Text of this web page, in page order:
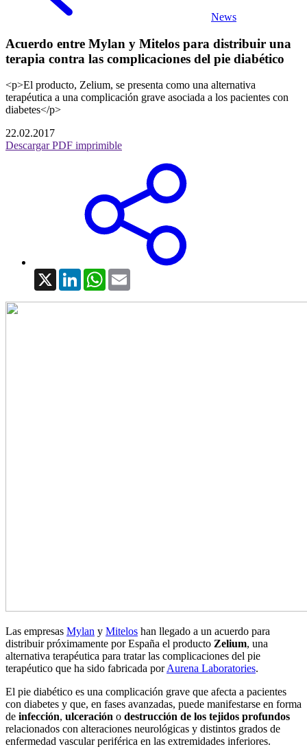
News
Acuerdo entre Mylan y Mitelos para distribuir una
terapia contra las complicaciones del pie diabético
<p>El producto, Zelium, se presenta como una alternativa
terapéutica a una complicación grave asociada a los pacientes con
diabetes</p>
22.02.2017
Descargar PDF imprimible
X LinkedInWhatsApp
Las empresas Mylan y Mitelos han llegado a un acuerdo para
distribuir próximamente por España el producto Zelium, una
alternativa terapéutica para tratar las complicaciones del pie
terapéutico que ha sido fabricada porAurena Laboratories.
El pie diabético es una complicación grave que afecta a pacientes
con diabetes y que, en fases avanzadas, puede manifestarse en forma
de infección, ulceración o destrucción de los tejidos profundos
relacionados con alteraciones neurológicas y distintos grados de
enfermedad vascular periférica en las extremidades inferiores.